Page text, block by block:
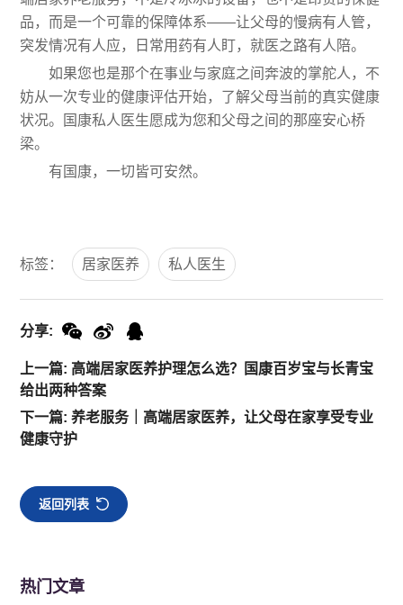
品，而是一个可靠的保障体系——让父母的慢病有人管，
突发情况有人应，日常用药有人盯，就医之路有人陪。
如果您也是那个在事业与家庭之间奔波的掌舵人，不
妨从一次专业的健康评估开始，了解父母当前的真实健康
状况。国康私人医生愿成为您和父母之间的那座安心桥
梁。
有国康，一切皆可安然。
标签： 居家医养 私人医生
上一篇: 高端居家医养护理怎么选？国康百岁宝与长青宝
给出两种答案
下一篇: 养老服务｜高端居家医养，让父母在家享受专业
健康守护
分享:
返回列表
热门文章